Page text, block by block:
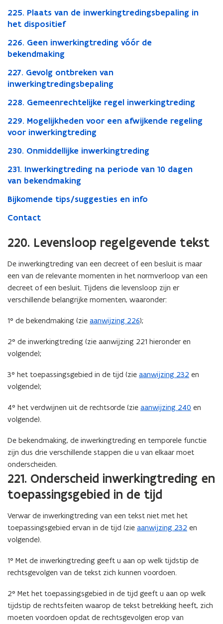
225. Plaats van de inwerkingtredingsbepaling in
het dispositief
226. Geen inwerkingtreding vóór de
bekendmaking
227. Gevolg ontbreken van
inwerkingtredingsbepaling
228. Gemeenrechtelijke regel inwerkingtreding
229. Mogelijkheden voor een afwijkende regeling
voor inwerkingtreding
230. Onmiddellijke inwerkingtreding
231. Inwerkingtreding na periode van 10 dagen
van bekendmaking
Bijkomende tips/suggesties en info
Contact
220. Levensloop regelgevende tekst
De inwerkingtreding van een decreet of een besluit is maar
een van de relevante momenten in het normverloop van een
decreet of een besluit. Tijdens die levensloop zijn er
verschillende belangrijke momenten, waaronder:
1° de bekendmaking (zie aanwijzing 226);
2° de inwerkingtreding (zie aanwijzing 221 hieronder en
volgende);
3° het toepassingsgebied in de tijd (zie aanwijzing 232 en
volgende);
4° het verdwijnen uit de rechtsorde (zie aanwijzing 240 en
volgende).
De bekendmaking, de inwerkingtreding en temporele functie
zijn dus drie verschillende stappen die u van elkaar moet
onderscheiden.
221. Onderscheid inwerkingtreding en
toepassingsgebied in de tijd
Verwar de inwerkingtreding van een tekst niet met het
toepassingsgebied ervan in de tijd (zie aanwijzing 232 en
volgende).
1° Met de inwerkingtreding geeft u aan op welk tijdstip de
rechtsgevolgen van de tekst zich kunnen voordoen.
2° Met het toepassingsgebied in de tijd geeft u aan op welk
tijdstip de rechtsfeiten waarop de tekst betrekking heeft, zich
moeten voordoen opdat de rechtsgevolgen erop van